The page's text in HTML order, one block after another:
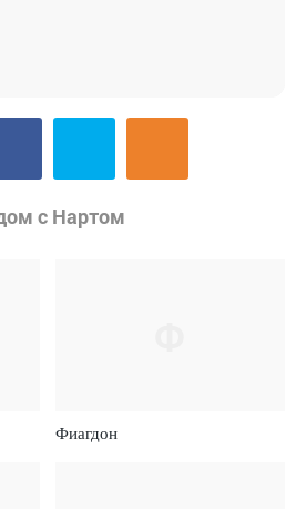
с Нартом
Фиагдон